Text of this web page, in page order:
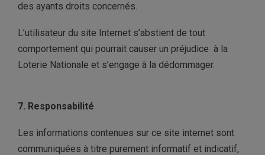
des ayants droits concernés.
L’utilisateur du site Internet s’abstient de tout
comportement qui pourrait causer un préjudice à la
Loterie Nationale et s’engage à la dédommager.
7. Responsabilité
Les informations contenues sur ce site internet sont
communiquées à titre purement informatif et indicatif,